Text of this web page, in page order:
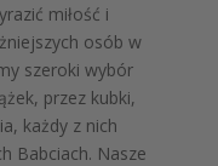
miłość i
osób w
szeroki wybór
przez kubki,
każdy z nich
Babciach. Nasze